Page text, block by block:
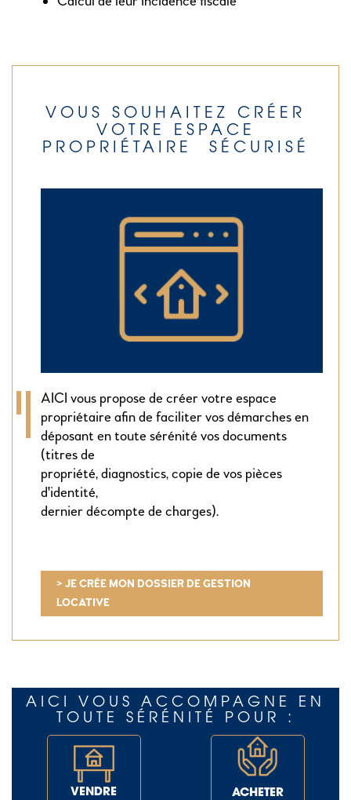
VOUS SOUHAITEZ CRÉER
VOTRE ESPACE
PROPRIÉTAIRE SÉCURISÉ
AICI vous propose de créer votre espace
propriétaire afin de faciliter vos démarches en
déposant en toute sérénité vos documents
(titres de
propriété, diagnostics, copie de vos pièces
d'identité,
dernier décompte de charges).
> JE CRÉE MON DOSSIER DE GESTION
LOCATIVE
AICI VOUS ACCOMPAGNE EN
TOUTE SÉRÉNITÉ POUR :
VENDRE ACHETER